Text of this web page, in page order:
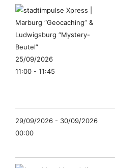
25/09/2026
11:00 - 11:45
29/09/2026 - 30/09/2026
00:00